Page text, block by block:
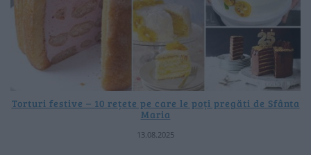
Torturi festive – 10 rețete pe care le poți pregăti de Sfânta
Maria
13.08.2025